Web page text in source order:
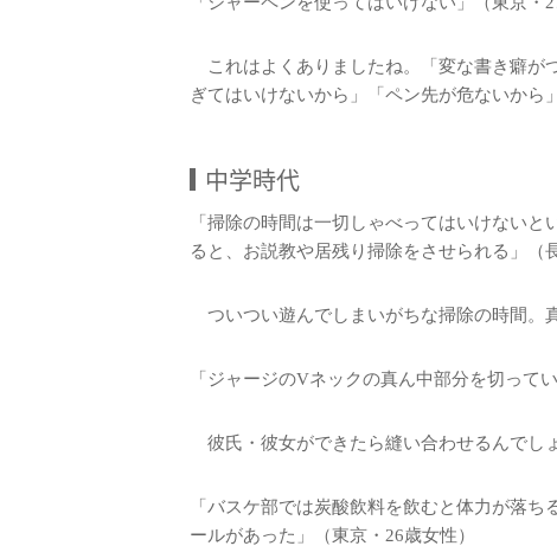
これはよくありましたね。「変な書き癖が
ぎてはいけないから」「ペン先が危ないから
中学時代
「掃除の時間は一切しゃべってはいけない
ると、お説教や居残り掃除をさせられる」（
ついつい遊んでしまいがちな掃除の時間。
「ジャージのVネックの真ん中部分を切って
彼氏・彼女ができたら縫い合わせるんでし
「バスケ部では炭酸飲料を飲むと体力が落
ールがあった」（東京・26歳女性）